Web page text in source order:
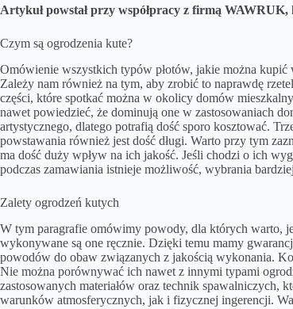
Artykuł powstał przy współpracy z firmą
Czym są ogrodzenia kute?
Omówienie wszystkich typów płotów, jakie można kupić
Zależy nam również na tym, aby zrobić to naprawdę
części, które spotkać można w okolicy domów
nawet powiedzieć, że dominują one w zastosowaniach
artystycznego, dlatego potrafią dość sporo kosztować.
powstawania również jest dość długi. Warto przy tym
ma dość duży wpływ na ich jakość. Jeśli chodzi o ich
podczas zamawiania istnieje możliwość, wybrania
Zalety ogrodzeń kutych
W tym paragrafie omówimy powody, dla których warto,
wykonywane są one ręcznie. Dzięki temu mamy
powodów do obaw związanych z jakością wykonania.
Nie można porównywać ich nawet z innymi typami
zastosowanych materiałów oraz technik spawalniczych,
warunków atmosferycznych, jak i fizycznej ingerencji.